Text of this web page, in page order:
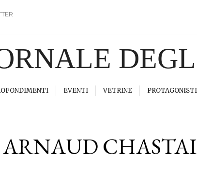
EVENTI VETRINE PROTAGONISTI
ARNAUD